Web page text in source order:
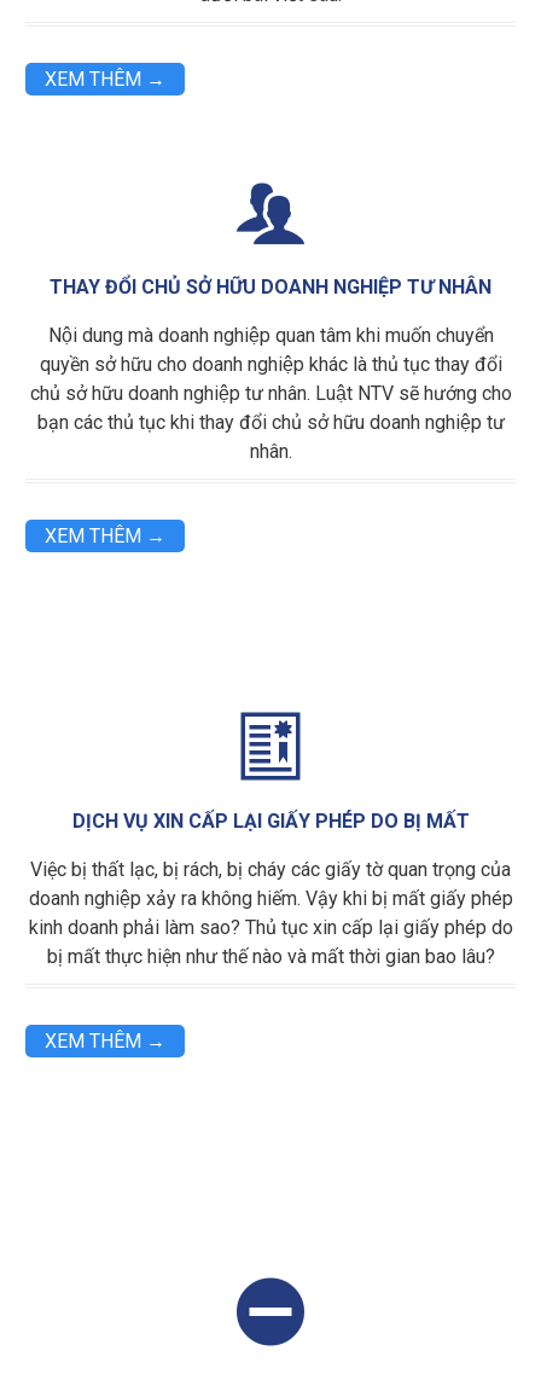
XEM THÊM →

THAY ĐỔI CHỦ SỞ HỮU DOANH NGHIỆP TƯ NHÂN
Nội dung mà doanh nghiệp quan tâm khi muốn chuyển
quyền sở hữu cho doanh nghiệp khác là thủ tục thay đổi
chủ sở hữu doanh nghiệp tư nhân. Luật NTV sẽ hướng cho
bạn các thủ tục khi thay đổi chủ sở hữu doanh nghiệp tư
nhân.
XEM THÊM →

DỊCH VỤ XIN CẤP LẠI GIẤY PHÉP DO BỊ MẤT
Việc bị thất lạc, bị rách, bị cháy các giấy tờ quan trọng của
doanh nghiệp xảy ra không hiếm. Vậy khi bị mất giấy phép
kinh doanh phải làm sao? Thủ tục xin cấp lại giấy phép do
bị mất thực hiện như thế nào và mất thời gian bao lâu?
XEM THÊM →
